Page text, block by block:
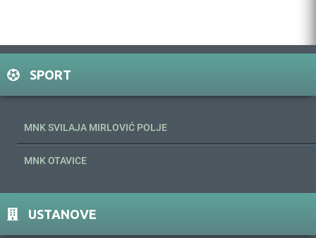
SPORT
MNK SVILAJA MIRLOVIĆ POLJE
MNK OTAVICE
USTANOVE